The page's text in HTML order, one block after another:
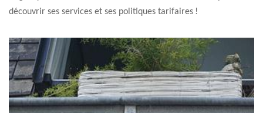
découvrir ses services et ses politiques tarifaires !